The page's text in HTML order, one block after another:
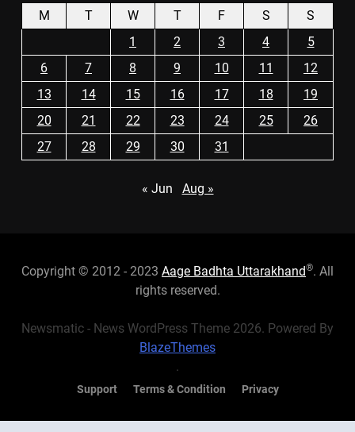
M T W T F S
S
1
2 3 4
5
6
7 8 9 10 11
12
13
14 15 16 17 18
19
20
21 22 23 24 25
26
27
28 29 30 31
« Jun Aug »
Copyright © 2012 - 2023 Aage Badhta Uttarakhand®. All
rights reserved.
Newsmatic - News WordPress Theme 2026. Powered By
BlazeThemes
.
Support Terms & Condition Privacy